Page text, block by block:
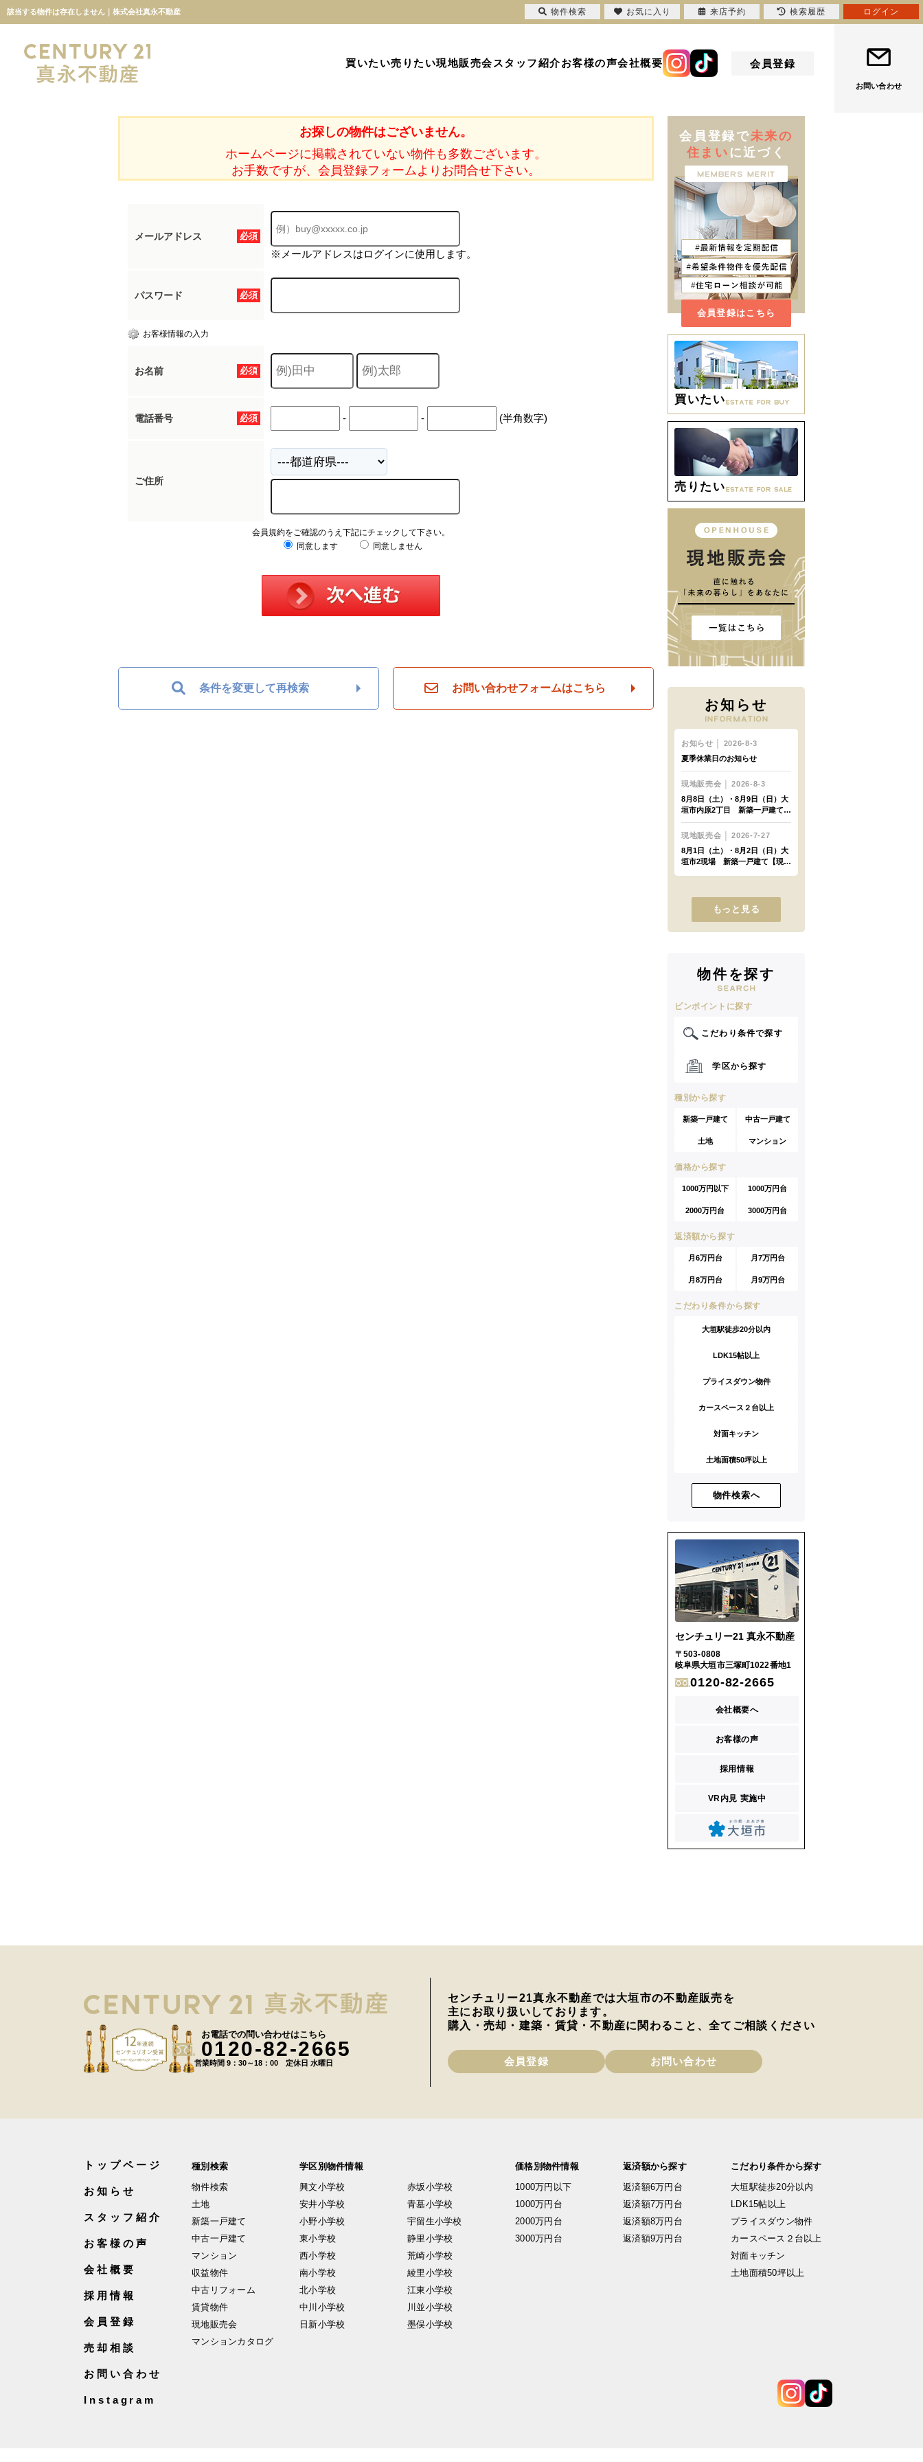
該当する物件は存在しません｜株式会社真永不動産
買いたい売りたい現地販売会スタッフ紹介お客様の声会社概要 会員登録
お問い合わせ
お探しの物件はございません。
ホームページに掲載されていない物件も多数ございます。
お手数ですが、会員登録フォームよりお問合せ下さい。
必須
メールアドレス
※メールアドレスはログインに使用します。
必須
パスワード
お客様情報の入力
必須
お名前
必須
電話番号 - - (半角数字)
ご住所
会員規約をご確認のうえ下記にチェックして下さい。
同意します
同意しません
条件を変更して再検索 お問い合わせフォームはこちら
会員登録で未来の
住まい に近づく
会員登録はこちら
買いたい
売りたい
お知らせ
もっと見る
物件を探す
ピンポイントに探す
こだわり条件で探す
学区から探す
種別から探す
新築一戸建て 中古一戸建て
土地 マンション
価格から探す
1000万円以下 1000万円台
2000万円台 3000万円台
返済額から探す
月6万円台 月7万円台
月8万円台 月9万円台
こだわり条件から探す
大垣駅徒歩20分以内
LDK15帖以上
プライスダウン物件
カースペース２台以上
対面キッチン
土地面積50坪以上
物件検索へ
センチュリー21 真永不動産
〒503-0808
岐阜県大垣市三塚町1022番地1
0120-82-2665
会社概要へ
お客様の声
採用情報
VR内見 実施中
お電話での問い合わせはこちら
0120-82-2665
営業時間 9：30～18：00 定休日 水曜日
センチュリー21真永不動産では大垣市の不動産販売を
主にお取り扱いしております。
購入・売却・建築・賃貸・不動産に関わること、全てご相談ください
会員登録 お問い合わせ
トップページ
お知らせ
スタッフ紹介
お客様の声
会社概要
採用情報
会員登録
売却相談
お問い合わせ
Instagram
種別検索
物件検索
土地
新築一戸建て
中古一戸建て
マンション
収益物件
中古リフォーム
賃貸物件
現地販売会
マンションカタログ
学区別物件情報
興文小学校
安井小学校
小野小学校
東小学校
西小学校
南小学校
北小学校
中川小学校
日新小学校
赤坂小学校
青墓小学校
宇留生小学校
静里小学校
荒崎小学校
綾里小学校
江東小学校
川並小学校
墨俣小学校
価格別物件情報
1000万円以下
1000万円台
2000万円台
3000万円台
返済額から探す
返済額6万円台
返済額7万円台
返済額8万円台
返済額9万円台
こだわり条件から探す
大垣駅徒歩20分以内
LDK15帖以上
プライスダウン物件
カースペース２台以上
対面キッチン
土地面積50坪以上
物件検索 お気に入り 来店予約 検索履歴 ログイン